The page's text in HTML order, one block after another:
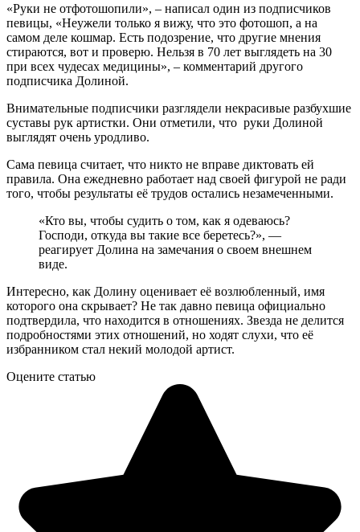
«Руки не отфотошопили», – написал один из подписчиков
певицы, «Неужели только я вижу, что это фотошоп, а на
самом деле кошмар. Есть подозрение, что другие мнения
стираются, вот и проверю. Нельзя в 70 лет выглядеть на 30
при всех чудесах медицины», – комментарий другого
подписчика Долиной.
Внимательные подписчики разглядели некрасивые разбухшие
суставы рук артистки. Они отметили, что руки Долиной
выглядят очень уродливо.
Сама певица считает, что никто не вправе диктовать ей
правила. Она ежедневно работает над своей фигурой не ради
того, чтобы результаты её трудов остались незамеченными.
«Кто вы, чтобы судить о том, как я одеваюсь?
Господи, откуда вы такие все беретесь?», —
реагирует Долина на замечания о своем внешнем
виде.
Интересно, как Долину оценивает её возлюбленный, имя
которого она скрывает? Не так давно певица официально
подтвердила, что находится в отношениях. Звезда не делится
подробностями этих отношений, но ходят слухи, что её
избранником стал некий молодой артист.
Оцените статью